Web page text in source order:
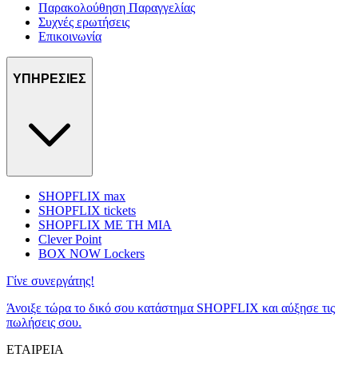
Παρακολούθηση Παραγγελίας
Συχνές ερωτήσεις
Επικοινωνία
ΥΠΗΡΕΣΙΕΣ
SHOPFLIX max
SHOPFLIX tickets
SHOPFLIX ΜΕ ΤΗ ΜΙΑ
Clever Point
BOX NOW Lockers
Γίνε συνεργάτης!
Άνοιξε τώρα το δικό σου κατάστημα SHOPFLIX και αύξησε τις
πωλήσεις σου.
ΕΤΑΙΡΕΙΑ